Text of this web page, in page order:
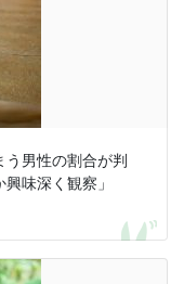
う男性の割合が判
味深く観察」